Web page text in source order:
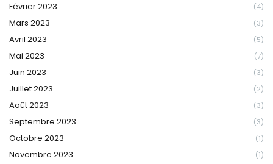
Février 2023 (4)
Mars 2023 (3)
Avril 2023 (5)
Mai 2023 (7)
Juin 2023 (3)
Juillet 2023 (2)
Août 2023 (3)
Septembre 2023 (3)
Octobre 2023 (1)
Novembre 2023 (1)